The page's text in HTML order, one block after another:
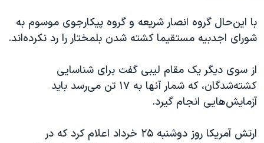
چهل سال گروگان‌گیری
اعتراضات مردمی آبان ۹۸
اسرائیل در جنگ
همایش محافظه‌کاران آمریکا «سی‌پک»
با این‌حال گروه انصار شریعه و گروه پیکارجوی موسوم به
شورای اجدبیه مستقیما کشته شدن بلمختار را رد نکرده‌اند.
از سوی دیگر یک مقام لیبی گفت برای شناسایی
کشته‌شدگان، که شمار آنها به ۱۷ تن می‌رسد باید
آزمایش‌هایی انجام گیرد.
ارتش آمريکا روز دوشنبه ۲۵ خرداد اعلام کرد که در